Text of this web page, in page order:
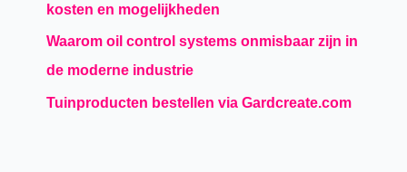
kosten en mogelijkheden
Waarom oil control systems onmisbaar zijn in
de moderne industrie
Tuinproducten bestellen via Gardcreate.com